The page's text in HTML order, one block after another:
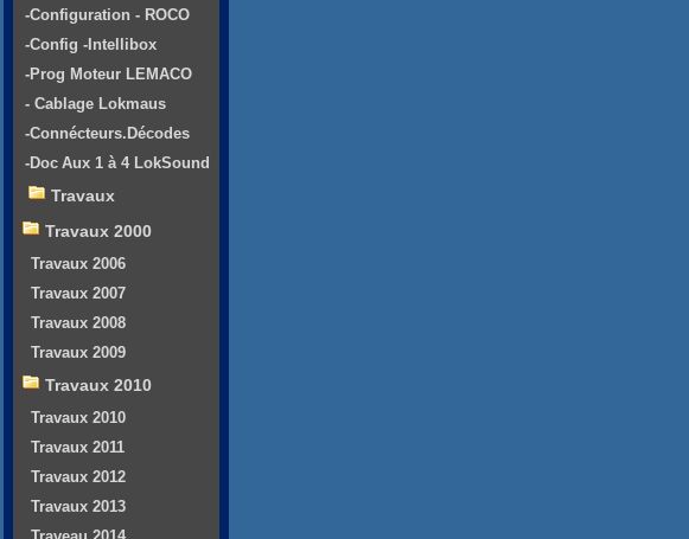
-Configuration - ROCO
-Config -Intellibox
-Prog Moteur LEMACO
- Cablage Lokmaus
-Connécteurs.Décodes
-Doc Aux 1 à 4 LokSound
Travaux
Travaux 2000
Travaux 2006
Travaux 2007
Travaux 2008
Travaux 2009
Travaux 2010
Travaux 2010
Travaux 2011
Travaux 2012
Travaux 2013